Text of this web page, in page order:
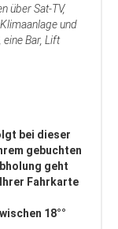
über Sat-TV,
und
Bar, Lift
bei dieser
gebuchten
geht
Fahrkarte
18°°